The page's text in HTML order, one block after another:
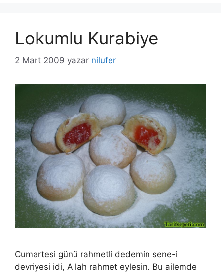
Lokumlu Kurabiye
2 Mart 2009 yazar nilufer
Cumartesi günü rahmetli dedemin sene-i
devriyesi idi, Allah rahmet eylesin. Bu ailemde